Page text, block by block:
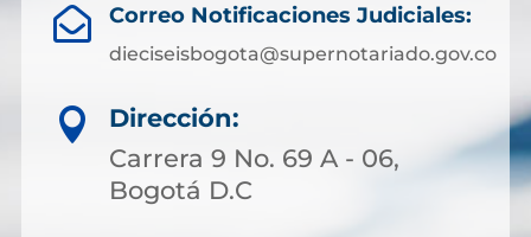
 Correo Notificaciones Judiciales:
dieciseisbogota@supernotariado.gov.co

Dirección:
Carrera 9 No. 69 A - 06,
Bogotá D.C